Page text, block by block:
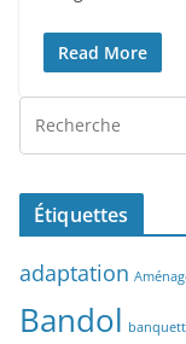
Read More
Étiquettes
adaptation
Bandol